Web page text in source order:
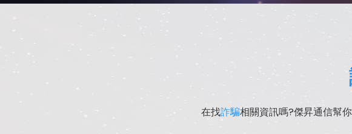
在找詐騙相關資訊嗎?傑昇通信幫